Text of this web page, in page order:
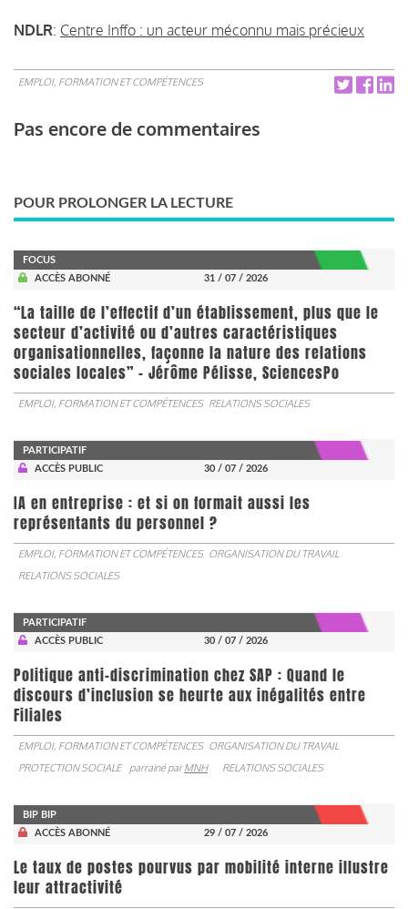
NDLR: Centre Inffo : un acteur méconnu mais précieux
EMPLOI, FORMATION ET COMPÉTENCES
Pas encore de commentaires
POUR PROLONGER LA LECTURE
FOCUS
ACCÈS ABONNÉ
31 / 07 / 2026
“La taille de l’effectif d’un établissement, plus que le
secteur d’activité ou d’autres caractéristiques
organisationnelles, façonne la nature des relations
sociales locales” - Jérôme Pélisse, SciencesPo
EMPLOI, FORMATION ET COMPÉTENCES RELATIONS SOCIALES
PARTICIPATIF
ACCÈS PUBLIC
30 / 07 / 2026
IA en entreprise : et si on formait aussi les
représentants du personnel ?
EMPLOI, FORMATION ET COMPÉTENCES ORGANISATION DU TRAVAIL
RELATIONS SOCIALES
PARTICIPATIF
ACCÈS PUBLIC
30 / 07 / 2026
Politique anti-discrimination chez SAP : Quand le
discours d’inclusion se heurte aux inégalités entre
Filiales
EMPLOI, FORMATION ET COMPÉTENCES ORGANISATION DU TRAVAIL
PROTECTION SOCIALE
parrainé parMNH RELATIONS SOCIALES
BIP BIP
ACCÈS ABONNÉ
29 / 07 / 2026
Le taux de postes pourvus par mobilité interne illustre
leur attractivité